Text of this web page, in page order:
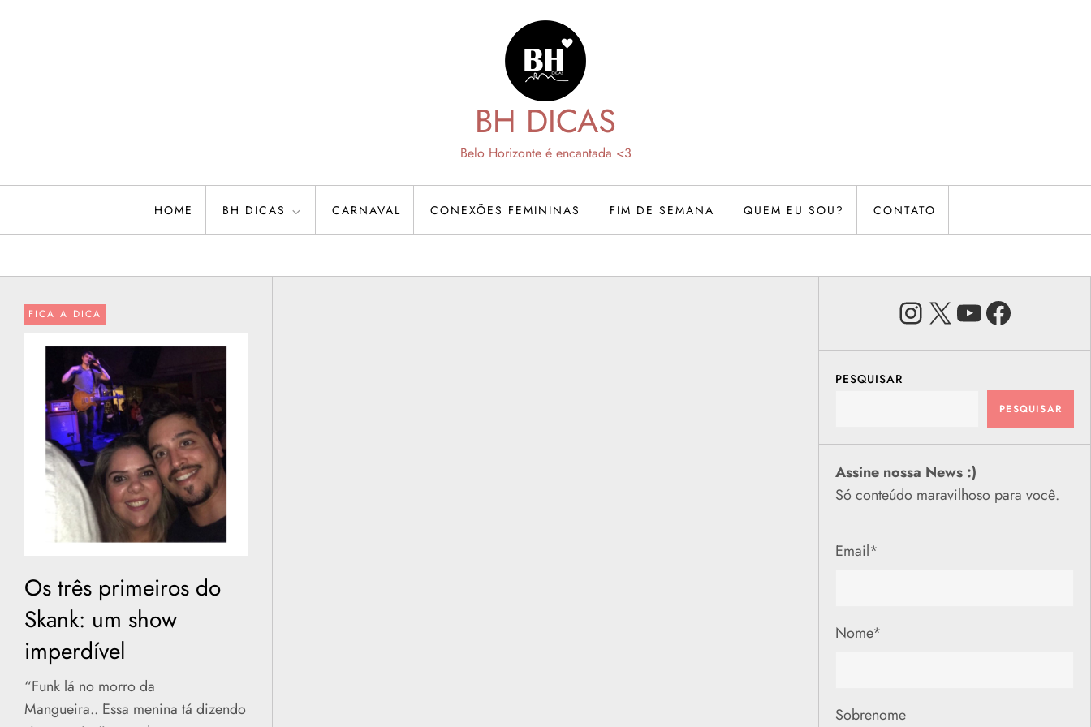
BH DICAS
Belo Horizonte é encantada <3
HOME BH DICAS CARNAVAL CONEXÕES FEMININAS FIM DE SEMANA QUEM EU SOU? CONTATO
FICA A DICA
Os três primeiros do
Skank: um show
imperdível
“Funk lá no morro da
Mangueira.. Essa menina tá dizendo
Instagram
X Youtube
PESQUISAR
PESQUISAR
Assine nossa News :)
Só conteúdo maravilhoso para você.
Email*
Nome*
Sobrenome